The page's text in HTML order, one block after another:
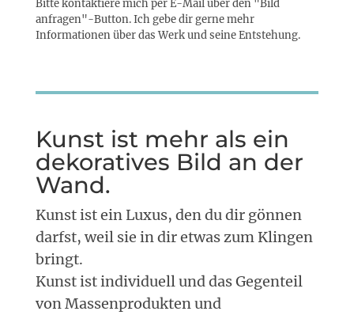
Bitte kontaktiere mich per E-Mail über den "Bild
anfragen"-Button. Ich gebe dir gerne mehr
Informationen über das Werk und seine Entstehung.
Kunst ist mehr als ein
dekoratives Bild an der
Wand.
Kunst ist ein Luxus, den du dir gönnen
darfst, weil sie in dir etwas zum Klingen
bringt.
Kunst ist individuell und das Gegenteil
von Massenprodukten und